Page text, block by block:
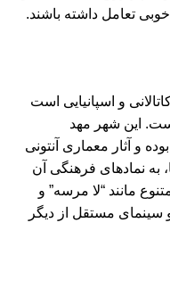
تعامل داشته باشند.
و اسپانیایی است
این شهر مهد
و آثار معماری آنتونی
به نمادهای فرهنگی آن
مانند “لا مرسه” و
سینمای مستقل از دیگر